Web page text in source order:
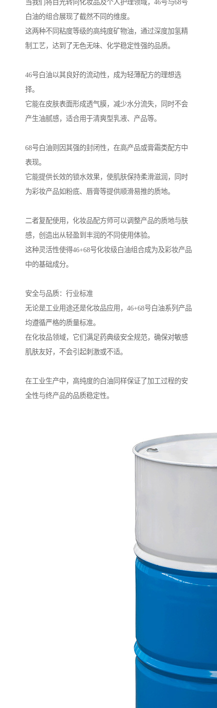
当我们将目光转向化妆品及个人护理领域，46号与68号
白油的组合展现了截然不同的维度。
这两种不同粘度等级的高纯度矿物油，通过深度加氢精
制工艺，达到了无色无味、化学稳定性强的品质。
46号白油以其良好的流动性，成为轻薄配方的理想选
择。
它能在皮肤表面形成透气膜，减少水分流失，同时不会
产生油腻感，适合用于清爽型乳液、产品等。
68号白油则因其强的封闭性，在高产品或膏霜类配方中
表现。
它能提供长效的锁水效果，使肌肤保持柔滑滋润，同时
为彩妆产品如粉底、唇膏等提供顺滑易推的质地。
二者复配使用，化妆品配方师可以调整产品的质地与肤
感，创造出从轻盈到丰润的不同使用体验。
这种灵活性使得46+68号化妆级白油组合成为及彩妆产品
中的基础成分。
安全与品质：行业标准
无论是工业用途还是化妆品应用，46+68号白油系列产品
均遵循严格的质量标准。
在化妆品领域，它们满足药典级安全规范，确保对敏感
肌肤友好，不会引起刺激或不适。
在工业生产中，高纯度的白油同样保证了加工过程的安
全性与终产品的品质稳定性。